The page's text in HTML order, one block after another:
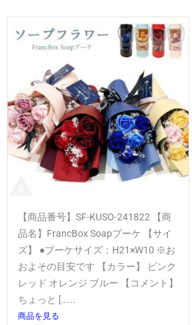
【商品番号】SF-KUSO-241822 【商
品名】FrancBox Soapブーケ 【サイ
ズ】 ●ブーケサイズ：H21×W10 ※お
およその目安です 【カラー】 ピンク
レッド オレンジ ブルー 【コメント】
ちょっと […...
商品を見る